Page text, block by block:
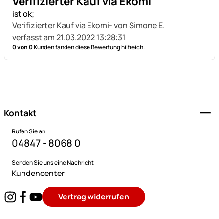
ist ok;
Verifizierter Kauf via Ekomi- von Simone E.
verfasst am 21.03.2022 13:28:31
0 von 0Kunden fanden diese Bewertung hilfreich.
Kontakt
Rufen Sie an
04847 - 8068 0
Senden Sie uns eine Nachricht
Kundencenter
Vertrag widerrufen